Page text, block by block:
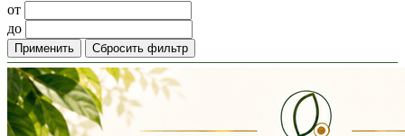
от
до
Применить Сбросить фильтр